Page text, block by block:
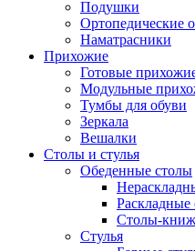
Подушки
Ортопедические
Наматрасники
Прихожие
Готовые
Модульные
Тумбы для обуви
Зеркала
Вешалки
Столы и стулья
Обеденные столы
Раскладные
Столы-
Стулья